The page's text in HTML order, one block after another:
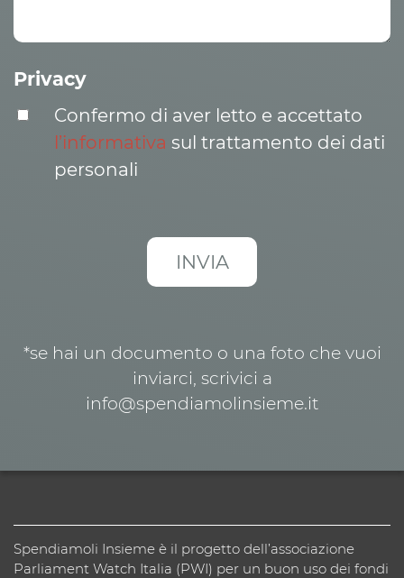
Privacy
Confermo di aver letto e accettato
l’informativa sul trattamento dei dati
personali
*se hai un documento o una foto che vuoi
inviarci, scrivici a
info@spendiamolinsieme.it
Spendiamoli Insieme è il progetto dell’associazione
Parliament Watch Italia (PWI) per un buon uso dei fondi